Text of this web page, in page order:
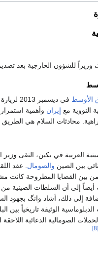
الأوسط في ديسمبر 2013 لزيارة
النووية مع إيران وأهمية
محادثات السلام هي الطريق
بين الصين والصومال . عقد
من بين القضايا المطروحة
أيضاً إلى أن السلطات الصينية
إلى ذلك، أشاد وانگ بجهود
الوثيقة تاريخياً بين
عام 1960 والحملات الصومالية
[8]